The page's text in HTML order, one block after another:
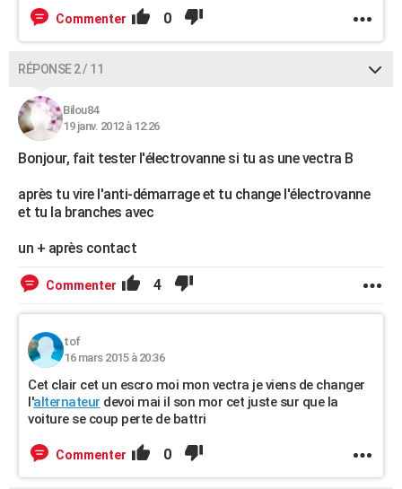
Commenter 0
RÉPONSE 2 / 11
Bilou84
19 janv. 2012 à 12:26
Bonjour, fait tester l'électrovanne si tu as une vectra B
après tu vire l'anti-démarrage et tu change l'électrovanne
et tu la branches avec
un + après contact
Commenter 4
tof
16 mars 2015 à 20:36
Cet clair cet un escro moi mon vectra je viens de changer
l'alternateur devoi mai il son mor cet juste sur que la
voiture se coup perte de battri
Commenter 0